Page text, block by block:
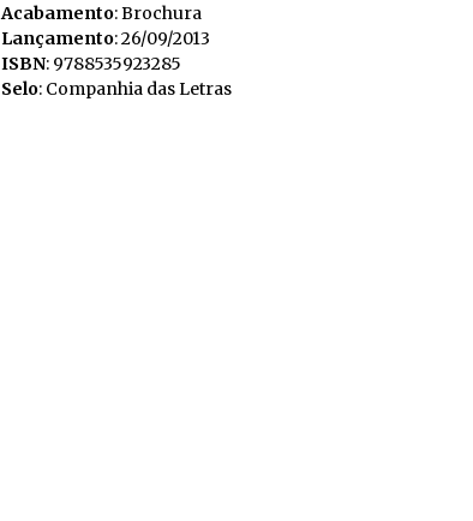
Acabamento: Brochura
Lançamento: 26/09/2013
ISBN: 9788535923285
Selo: Companhia das Letras